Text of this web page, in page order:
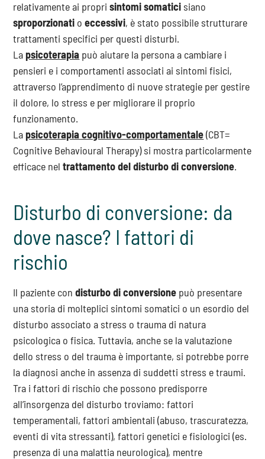
relativamente ai proprisintomi somatici siano
sproporzionati oeccessivi, è stato possibile strutturare
trattamenti specifici per questi disturbi.
Lapsicoterapia può aiutare la persona a cambiare i
pensieri e i comportamenti associati ai sintomi fisici,
attraverso l’apprendimento di nuove strategie per gestire
il dolore, lo stress e per migliorare il proprio
funzionamento.
Lapsicoterapia cognitivo-comportamentale(CBT=
Cognitive Behavioural Therapy) si mostra particolarmente
efficace neltrattamento del disturbo di conversione.
Disturbo di conversione: da
dove nasce? I fattori di
rischio
Il paziente condisturbo di conversione può presentare
una storia di molteplici sintomi somatici o un esordio del
disturbo associato a stress o trauma di natura
psicologica o fisica. Tuttavia, anche se la valutazione
dello stress o del trauma è importante, si potrebbe porre
la diagnosi anche in assenza di suddetti stress e traumi.
Tra i fattori di rischio che possono predisporre
all’insorgenza del disturbo troviamo: fattori
temperamentali, fattori ambientali (abuso, trascuratezza,
eventi di vita stressanti), fattori genetici e fisiologici (es.
presenza di una malattia neurologica), mentre